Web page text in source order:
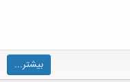
بیشتر...